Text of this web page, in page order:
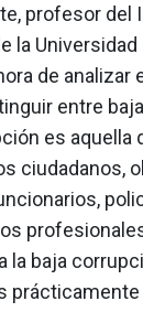
profesor del
la
de analizar
entre
es aquella
ciudadanos,
la baja